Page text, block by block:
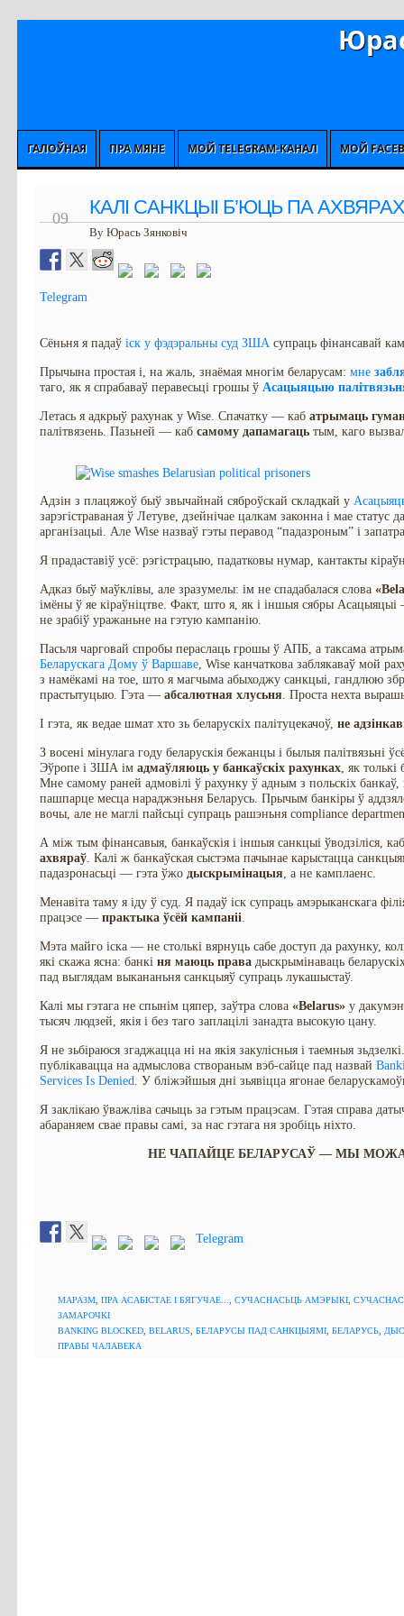
ГАЛОЎНАЯ ПРА МЯНЕ МОЙ TELEGRAM-КАНАЛ МОЙ
09 КАЛІ САНКЦЫІ Б’ЮЦЬ ПА
By Юрась Зянковіч
Telegram
Сёньня я падаў іск у фэдэральны суд ЗША супраць фінансавай
Прычына простая і, на жаль, знаёмая многім беларусам: мне
таго, як я спрабаваў перавесьці грошы ў Асацыяцыю
Летась я адкрыў рахунак у Wise. Спачатку — каб атрымаць
палітвязень. Пазьней — каб самому дапамагаць тым, каго
Адзін з плацяжоў быў звычайнай сяброўскай складкай у
зарэгістраваная ў Летуве, дзейнічае цалкам законна і мае статус
арганізацыі. Але Wise назваў гэты перавод “падазроным” і
Я прадаставіў усё: рэгістрацыю, падатковы нумар, кантакты
Адказ быў маўклівы, але зразумелы: ім не спадабалася слова
імёны ў яе кіраўніцтве. Факт, што я, як і іншыя сябры
не зрабіў уражаньне на гэтую кампанію.
Пасьля чарговай спробы пераслаць грошы ў АПБ, а таксама
Беларускага Дому ў Варшаве, Wise канчаткова заблякаваў мой
з намёкамі на тое, што я магчыма абыходжу санкцыі, гандлюю
прастытуцыю. Гэта — абсалютная хлусьня. Проста нехта
І гэта, як ведае шмат хто зь беларускіх палітуцекачоў, не
З восені мінулага году беларускія бежанцы і былыя палітвязьні
Эўропе і ЗША ім адмаўляюць у банкаўскіх рахунках, як толькі
Мне самому раней адмовілі ў рахунку ў адным з польскіх
пашпарце месца нараджэньня Беларусь. Прычым банкіры ў
вочы, але не маглі пайсьці супраць рашэньня compliance
А між тым фінансавыя, банкаўскія і іншыя санкцыі ўводзіліся,
ахвяраў. Калі ж банкаўская сыстэма пачынае карыстацца
падазронасьці — гэта ўжо дыскрымінацыя, а не камплаенс.
Менавіта таму я іду ў суд. Я падаў іск супраць амэрыканскага
працэсе — практыка ўсёй кампаніі.
Мэта майго іска — не столькі вярнуць сабе доступ да рахунку,
які скажа ясна: банкі ня маюць права дыскрымінаваць
пад выглядам выкананьня санкцыяў супраць лукашыстаў.
Калі мы гэтага не спынім цяпер, заўтра слова «Belarus» у
тысяч людзей, якія і без таго заплацілі занадта высокую цану.
Я не зьбіраюся згаджацца ні на якія закулісныя і таемныя
публікавацца на адмыслова створаным вэб-сайце пад назвай
Services Is Denied. У бліжэйшыя дні зьявіцца ягонае
Я заклікаю ўважліва сачыць за гэтым працэсам. Гэтая справа
абараняем свае правы самі, за нас гэтага ня зробіць ніхто.
НЕ ЧАПАЙЦЕ БЕЛАРУСАЎ — МЫ
Telegram
МАРАЗМ ПРА АСАБІСТАЕ І БЯГУЧАЕ... СУЧАСНАСЬЦЬ АМЭРЫКІ
ЗАМАРОЧКІ
BANKING BLOCKED BELARUS БЕЛАРУСЫ ПАД САНКЦЫЯМІ БЕЛАРУСЬ
ПРАВЫ ЧАЛАВЕКА